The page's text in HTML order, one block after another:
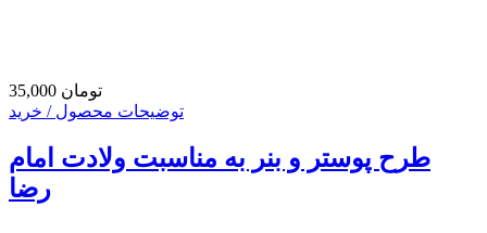
35,000 تومان
توضیحات محصول / خرید
طرح پوستر و بنر به مناسبت ولادت امام
رضا